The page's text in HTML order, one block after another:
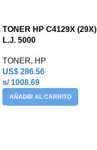
TONER HP C4129X (29X)
L.J. 5000
TONER, HP
US$ 286.56
s/ 1008.69
AÑADIR AL CARRITO